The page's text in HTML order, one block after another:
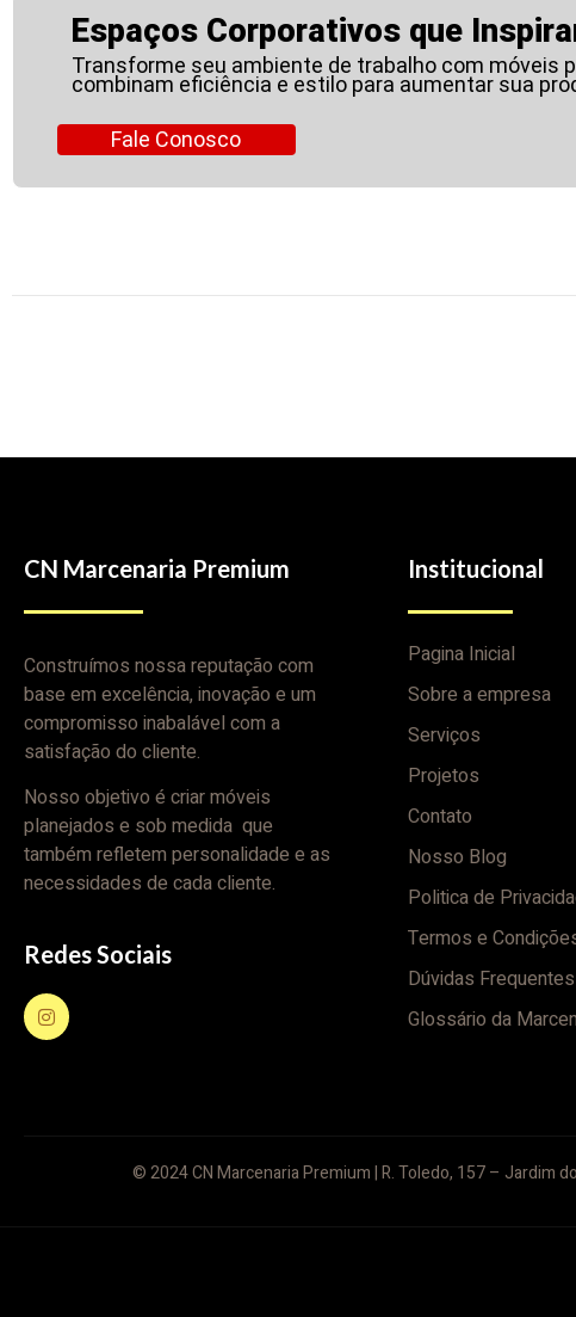
Espaços Corporativos que
Transforme seu ambiente de trabalho com móveis
combinam eficiência e estilo para aumentar sua
Fale Conosco
CN Marcenaria Premium
Construímos nossa reputação com
base em excelência, inovação e um
compromisso inabalável com a
satisfação do cliente.
Nosso objetivo é criar móveis
planejados e sob medida que
também refletem personalidade e as
necessidades de cada cliente.
Redes Sociais
Institucional
Pagina Inicial
Sobre a empresa
Serviços
Projetos
Contato
Nosso Blog
Politica de
Termos e
Dúvidas Frequentes
Glossário da
© 2024 CN Marcenaria Premium | R. Toledo, 157 – Jardim